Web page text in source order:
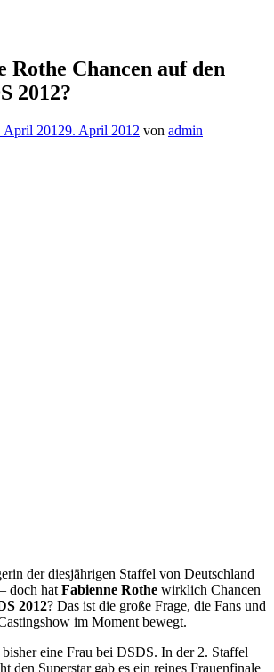
Rothe Chancen auf den
2012?
April 20129. April 2012 von admin
der diesjährigen Staffel von Deutschland
doch hat Fabienne Rothe wirklich Chancen
2012? Das ist die große Frage, die Fans und
im Moment bewegt.
eine Frau bei DSDS. In der 2. Staffel
den Superstar gab es ein reines Frauenfinale